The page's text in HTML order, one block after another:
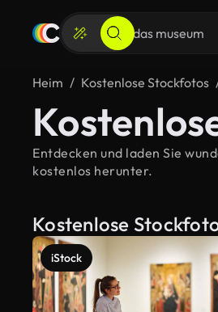
Heim Kostenlose Stockfotos
Entdecken und laden Sie
kostenlos herunter.
Kostenlose
iStock